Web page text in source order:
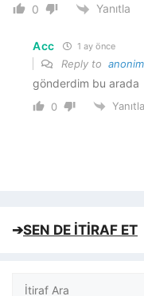
0 Yanıtla
Acc 1 ay önce
Reply to
gönderdim bu arada
0 Yanıtla
➔SEN DE İTİRAF ET
Ara